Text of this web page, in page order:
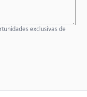
exclusivas de